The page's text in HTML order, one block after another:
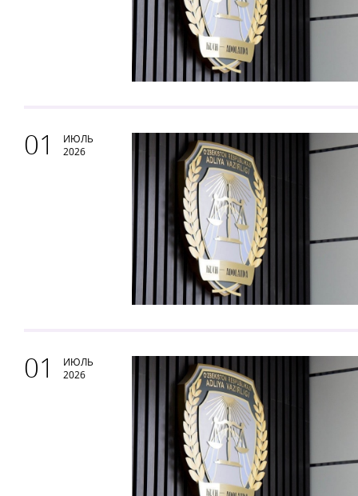
01
ИЮЛЬ
2026
01
ИЮЛЬ
2026